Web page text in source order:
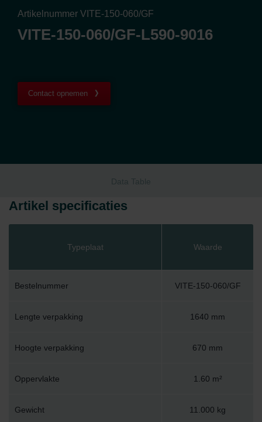
Artikelnummer VITE-150-060/GF
VITE-150-060/GF-L590-9016
Contact opnemen
Data Table
Artikel specificaties
Typeplaat Waarde
Bestelnummer VITE-150-060/GF
Lengte verpakking 1640 mm
Hoogte verpakking 670 mm
Oppervlakte 1.60 m²
Gewicht 11.000 kg